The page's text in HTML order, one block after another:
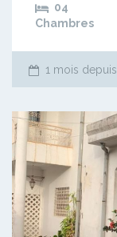
04
Chambres
1 mois depuis